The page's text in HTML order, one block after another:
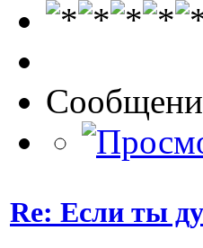
Re: Если ты